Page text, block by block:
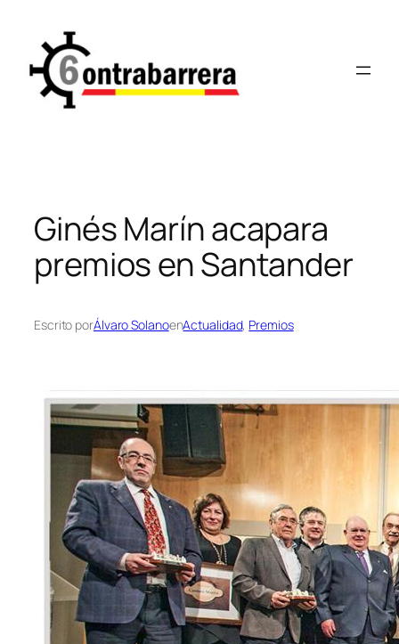
contenido
Ginés Marín acapara
premios en Santander
Escrito porÁlvaro SolanoenActualidad, Premios